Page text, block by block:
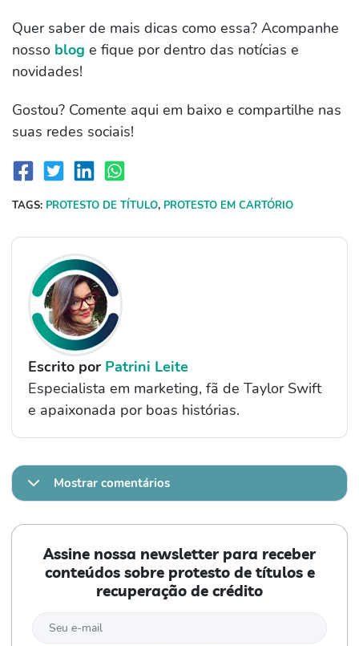
Quer saber de mais dicas como essa? Acompanhe
nosso blog e fique por dentro das notícias e
novidades!
Gostou? Comente aqui em baixo e compartilhe nas
suas redes sociais!
TAGS: PROTESTO DE TÍTULO, PROTESTO EM CARTÓRIO
Escrito por Patrini Leite
Especialista em marketing, fã de Taylor Swift
e apaixonada por boas histórias.
Mostrar comentários
Assine nossa newsletter para receber
conteúdos sobre protesto de títulos e
recuperação de crédito